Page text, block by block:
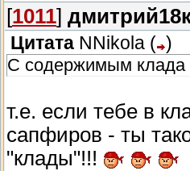
[1011]
Цитата NNikola ( )
С содержимым клада
т.е. если тебе в
сапфиров - ты
"клады"!!!